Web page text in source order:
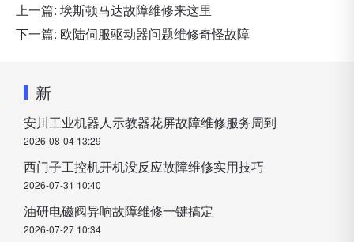
上一篇: 埃斯顿马达故障维修来这里
下一篇: 欧陆伺服驱动器问题维修奇怪故障
新
安川工业机器人示教器花屏故障维修服务周到
2026-08-04 13:29
西门子工控机开机没反应故障维修实用技巧
2026-07-31 10:40
油研电磁阀异响故障维修一键搞定
2026-07-27 10:34